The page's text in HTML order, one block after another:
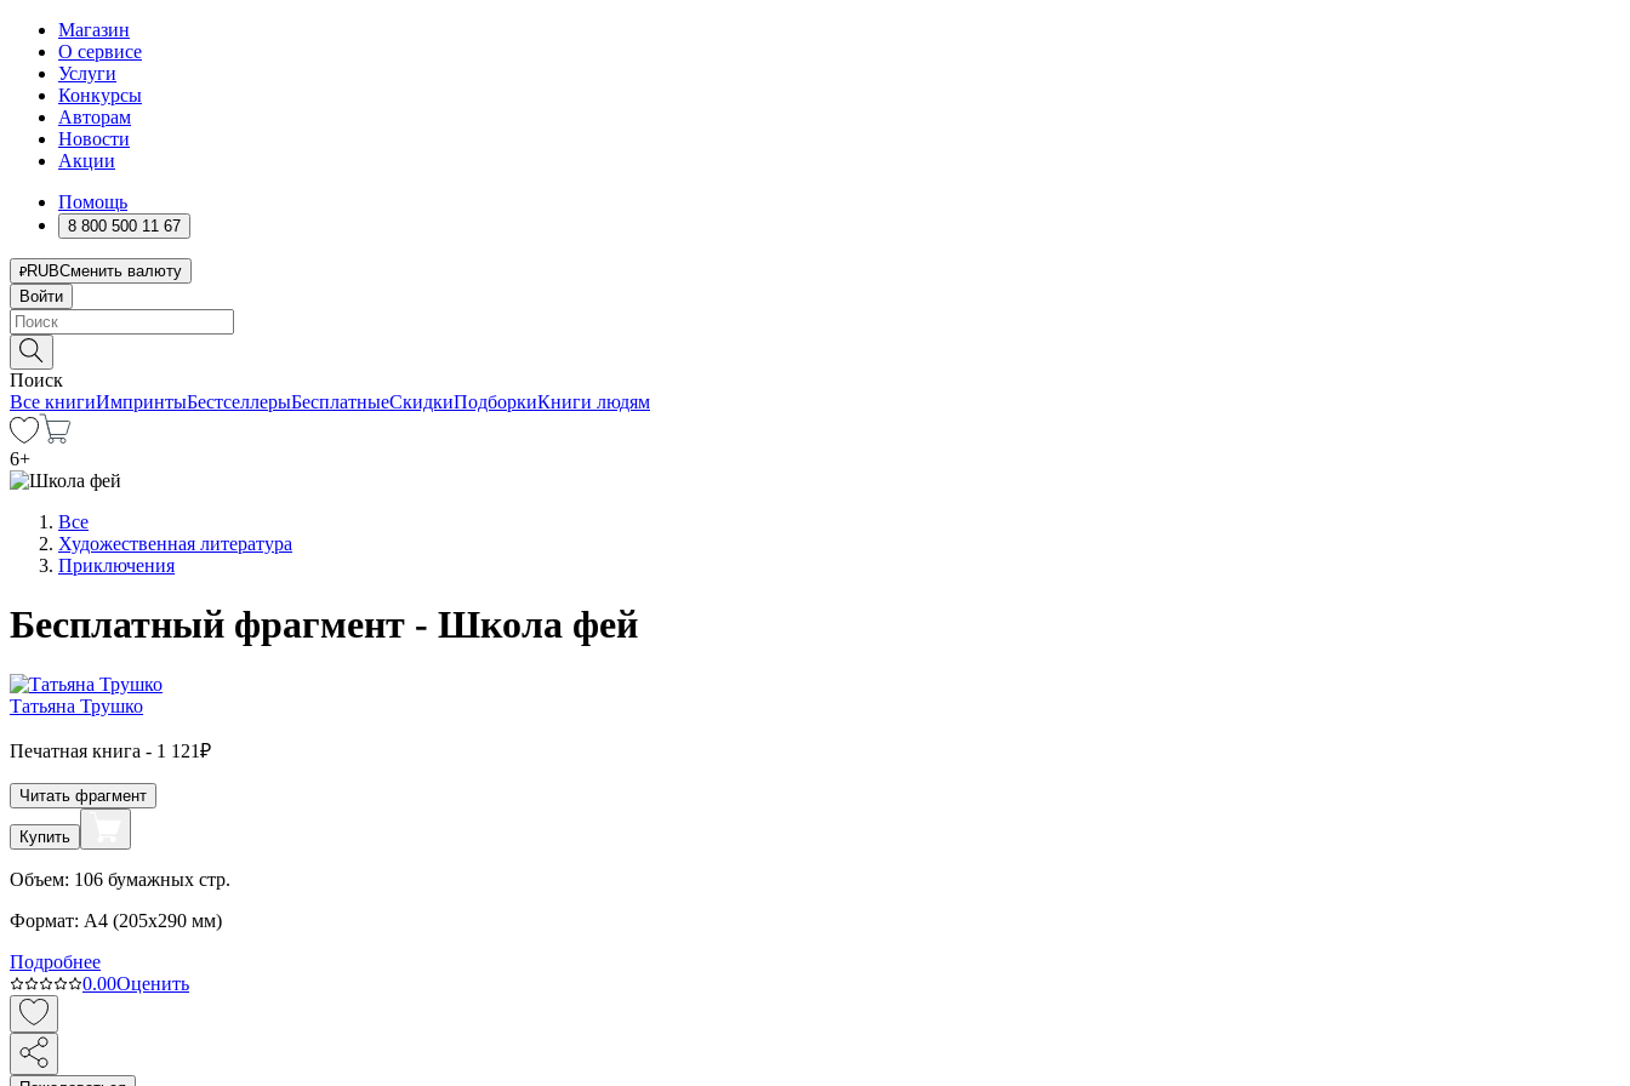
Магазин
О сервисе
Услуги
Конкурсы
Авторам
Новости
Акции
Помощь
8 800 500 11 67
RUBСменить валюту
Войти
Поиск
Все книгиИмпринтыБестселлерыБесплатныеСкидкиПодборкиКниги людям
6+
Все
Художественная литература
Приключения
Бесплатный фрагмент - Школа фей
Татьяна Трушко
Печатная книга - 1 121₽
Читать фрагмент
Купить
Объем: 106 бумажных стр.
Формат: A4 (205x290 мм)
Подробнее
0.00Оценить